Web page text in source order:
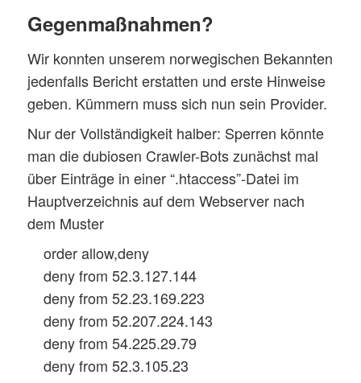
Gegenmaßnahmen?
Wir konnten unserem norwegischen Bekannten
jedenfalls Bericht erstatten und erste Hinweise
geben. Kümmern muss sich nun sein Provider.
Nur der Vollständigkeit halber: Sperren könnte
man die dubiosen Crawler-Bots zunächst mal
über Einträge in einer “.htaccess”-Datei im
Hauptverzeichnis auf dem Webserver nach
dem Muster
order allow,deny
deny from 52.3.127.144
deny from 52.23.169.223
deny from 52.207.224.143
deny from 54.225.29.79
deny from 52.3.105.23